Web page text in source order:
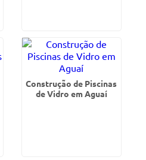
Construção de Piscinas
de Vidro em Aguaí